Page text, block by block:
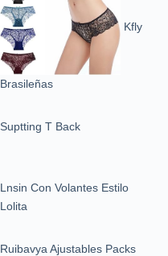
Kfly
Brasileñas
Suptting T Back
Lnsin Con Volantes Estilo
Lolita
Ruibavya Ajustables Packs